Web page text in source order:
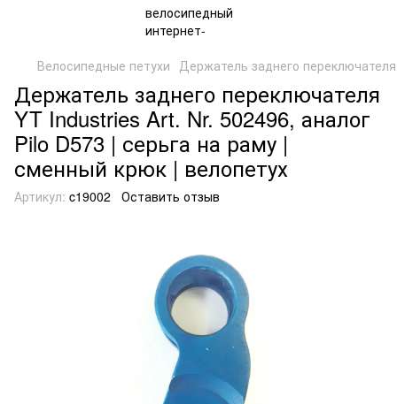
Велосипедные петухи Держатель заднего
Держатель заднего переключателя
YT Industries Art. Nr. 502496, аналог
Pilo D573 | серьга на раму |
сменный крюк | велопетух
Артикул: c19002 Оставить отзыв